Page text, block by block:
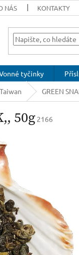
NÁS KONTAKTY
tyčinky
GREEN
50g 2166